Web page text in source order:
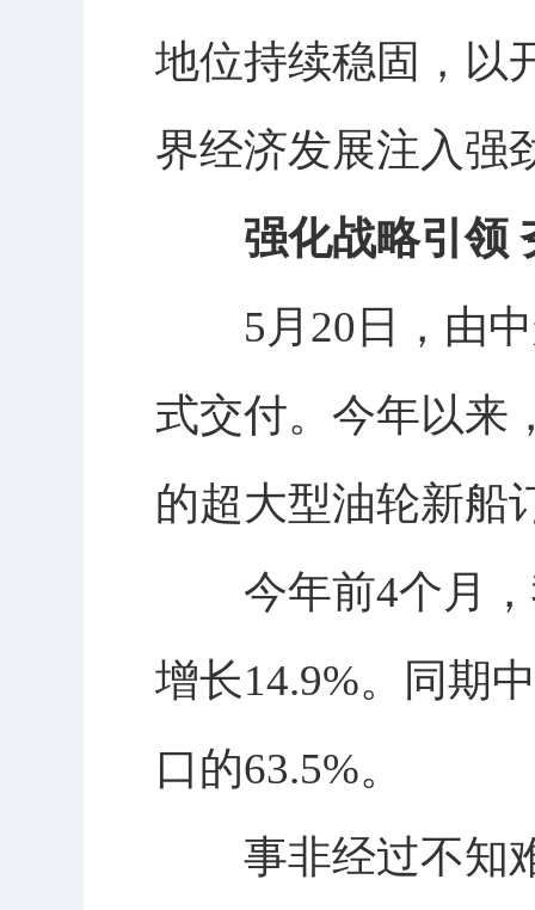
地位持续稳固，以
界经济发展注入强
强化战略引领
5月20日，由中
式交付。今年以来
的超大型油轮新船
今年前4个月，
增长14.9%。同期
口的63.5%。
事非经过不知难